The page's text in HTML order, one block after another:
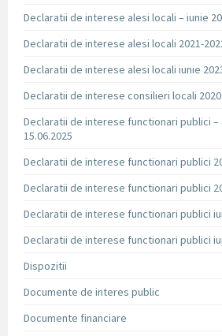
Declaratii de interese alesi locali – iunie
Declaratii de interese alesi locali 2021-
Declaratii de interese alesi locali iunie
Declaratii de interese consilieri locali 2020
Declaratii de interese functionari publici –
15.06.2025
Declaratii de interese functionari publici
Declaratii de interese functionari publici
Declaratii de interese functionari publici
Declaratii de interese functionari publici
Dispozitii
Documente de interes public
Documente financiare